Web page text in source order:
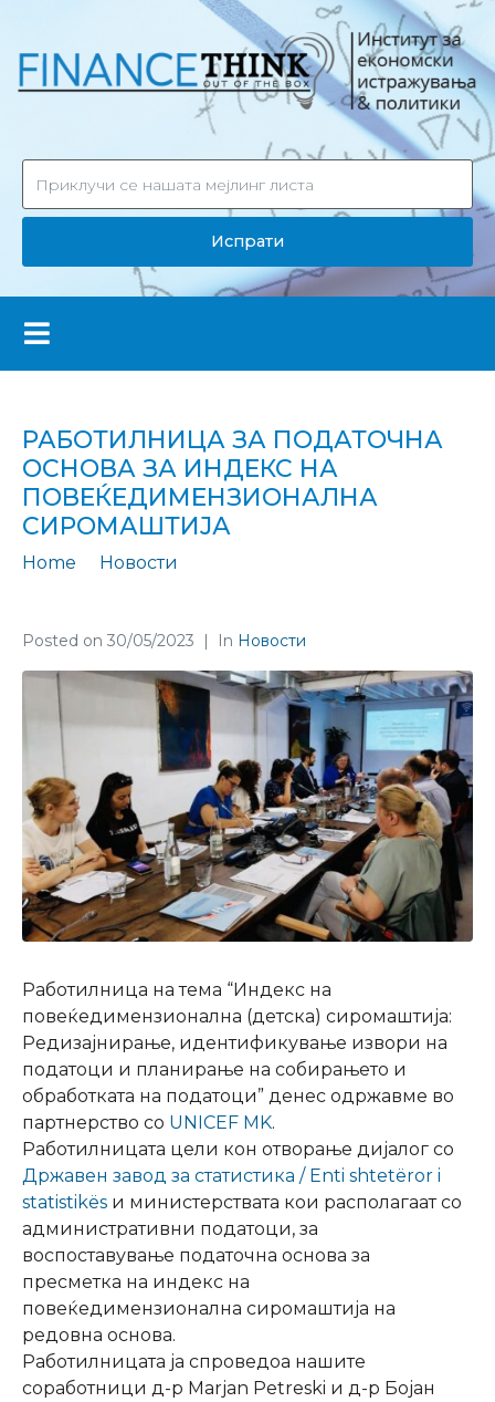
Испрати
РАБОТИЛНИЦА ЗА ПОДАТОЧНА
ОСНОВА ЗА ИНДЕКС НА
ПОВЕЌЕДИМЕНЗИОНАЛНА
СИРОМАШТИЈА
Home
Новости
Posted on 30/05/2023 In Новости
Работилница на тема “Индекс на
повеќедимензионална (детска) сиромаштија:
Редизајнирање, идентификување извори на
податоци и планирање на собирањето и
обработката на податоци” денес одржавме во
партнерство со UNICEF MK.
Работилницата цели кон отворање дијалог со
Државен завод за статистика / Enti shtetëror i
statistikës и министерствата кои располагаат со
административни податоци, за
воспоставување податочна основа за
пресметка на индекс на
повеќедимензионална сиромаштија на
редовна основа.
Работилницата ја спроведоа нашите
соработници д-р Marjan Petreski и д-р Бојан